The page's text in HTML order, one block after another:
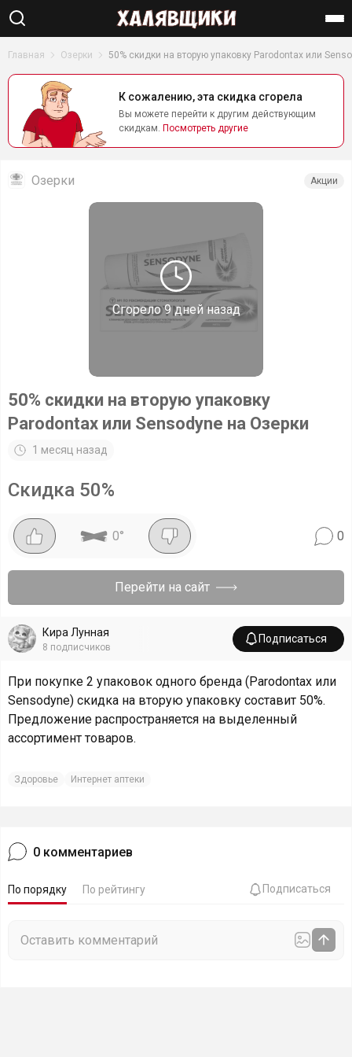
Найти
Главная Озерки 50% скидки на вторую упаковку Parodontax или
К сожалению, эта скидка сгорела
Вы можете перейти к другим действующим
скидкам. Посмотреть другие
Сгорело9 дней назад
Озерки Акции
50% скидки на вторую упаковку
Parodontax или Sensodyne на Озерки
1 месяц назад
Скидка 50%
0° 0
Перейти на сайт
Кира Лунная
8 подписчиков
Подписаться
При покупке 2 упаковок одного бренда (Parodontax или
Sensodyne) скидка на вторую упаковку составит 50%.
Предложение распространяется на выделенный
ассортимент товаров.
Здоровье Интернет аптеки
0 комментариев
По порядку По рейтингу Подписаться